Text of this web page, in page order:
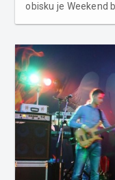
obisku je Weekend